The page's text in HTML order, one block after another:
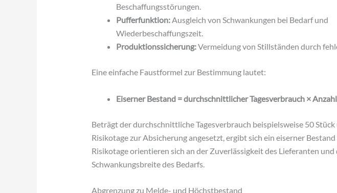
Beschaffungsstörungen.
Pufferfunktion:Ausgleich von Schwankungen bei Bedarf und
Wiederbeschaffungszeit.
Produktionssicherung:Vermeidung von Stillständen durch
Eine einfache Faustformel zur Bestimmung lautet:
Eiserner Bestand = durchschnittlicher Tagesverbrauch ×
Beträgt der durchschnittliche Tagesverbrauch beispielsweise 50
Risikotage zur Absicherung angesetzt, ergibt sich ein eiserner
Risikotage orientieren sich an der Zuverlässigkeit des Lieferanten und
Schwankungsbreite des Bedarfs.
Abgrenzung zu Melde- und Höchstbestand